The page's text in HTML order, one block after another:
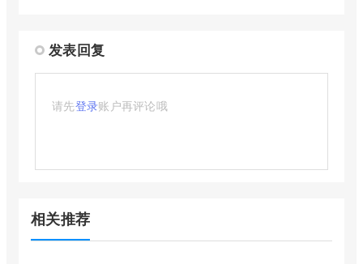
发表回复
请先登录账户再评论哦
相关推荐